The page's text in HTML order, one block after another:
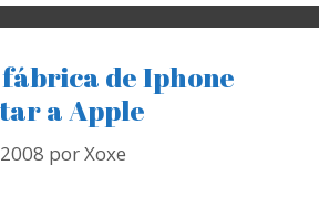
de Iphone
a Apple
porXoxe